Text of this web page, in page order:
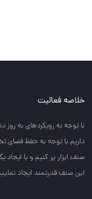
خلاصه فعالیت
با توجه به رويكردهاي به
داريم با توجه به حفظ فضاي
صنف ابزار پر كنيم و با
اين صنف قدرتمند ايجاد نماييم. کد شامد: